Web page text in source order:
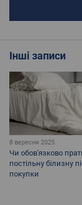
Інші записи
8 вересня 2025
Чи обов'язково
постільну білизну
покупки